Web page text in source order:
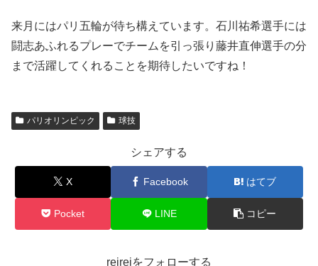
来月にはパリ五輪が待ち構えています。石川祐希選手には
闘志あふれるプレーでチームを引っ張り藤井直伸選手の分
まで活躍してくれることを期待したいですね！
パリオリンピック 球技
シェアする
X Facebook はてブ
Pocket LINE コピー
reireiをフォローする